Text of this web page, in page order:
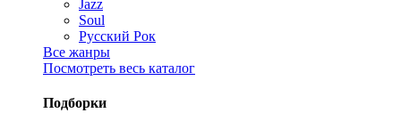
Jazz
Soul
Русский Рок
Все жанры
Посмотреть весь каталог
Подборки